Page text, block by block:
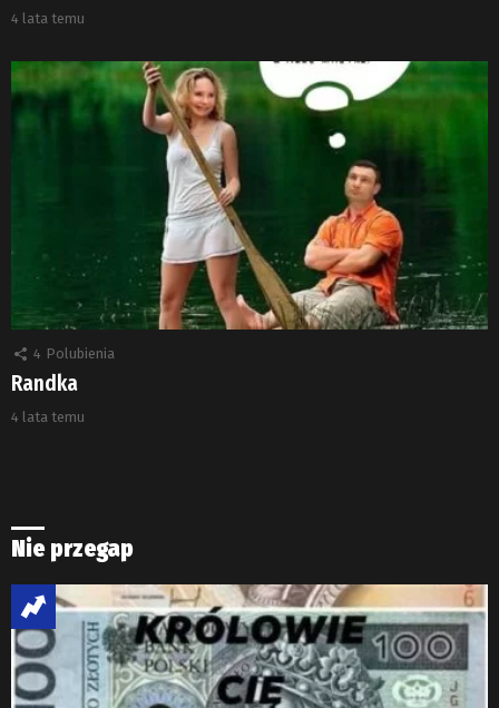
4 lata temu
4 Polubienia
Randka
4 lata temu
Nie przegap